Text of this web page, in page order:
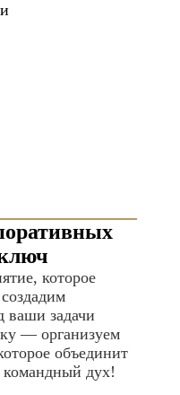
которое
ваши задачи
— организуем
объединит
дух!